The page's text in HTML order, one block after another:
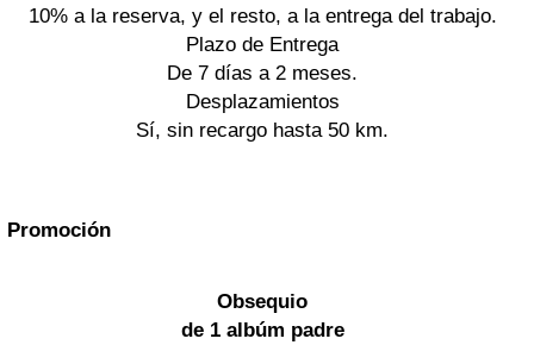
10% a la reserva, y el resto, a la entrega del trabajo.
Plazo de Entrega
De 7 días a 2 meses.
Desplazamientos
Sí, sin recargo hasta 50 km.
Promoción
Obsequio
de 1 albúm padre